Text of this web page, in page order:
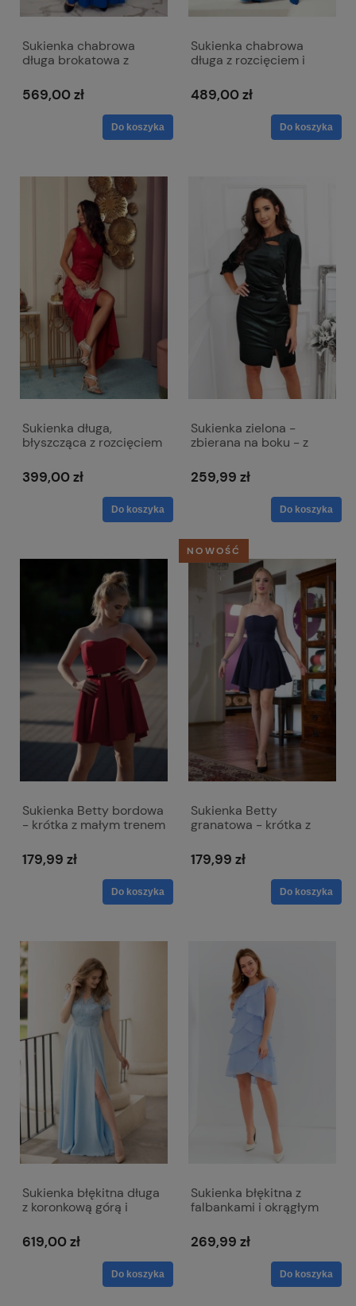
Sukienka chabrowa
długa brokatowa z
rękawem - Alice
569,00 zł
Do koszyka
Sukienka chabrowa
długa z rozcięciem i
Afrodyta
489,00 zł
Do koszyka
Sukienka długa,
błyszcząca z rozcięciem
399,00 zł
Do koszyka
Sukienka zielona -
zbierana na boku - z
259,99 zł
Do koszyka
Sukienka Betty bordowa
- krótka z małym trenem
179,99 zł
Do koszyka
Sukienka Betty
granatowa - krótka z
odkrytymi ramionami
179,99 zł
Do koszyka
NOWOŚĆ
Sukienka błękitna długa
z koronkową górą i
Paula
619,00 zł
Do koszyka
Sukienka błękitna z
falbankami i okrągłym
269,99 zł
Do koszyka